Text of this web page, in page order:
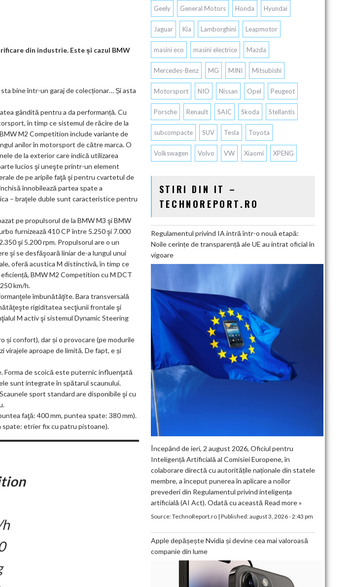
din industrie. Este și cazul BMW
bine într-un garaj de colecționar… Și asta
gândită pentru a da performanță. Cu
în timp ce sistemul de răcire de la
M2 Competition include variante de
anilor în motorsport de către marca. O
de la exterior care indică utilizarea
lucios şi uneşte printr-un element
de pe aripile faţă şi pentru cvartetul de
înnobilează partea spate a
– braţele duble sunt caracteristice pentru
pe propulsorul de la BMW M3 şi BMW
furnizează 410 CP între 5.250 şi 7.000
şi 5.200 rpm. Propulsorul are o un
şi se desfăşoară liniar de-a lungul unui
oferă acustica M distinctivă, în timp ce
BMW M2 Competition cu M DCT
km/h.
îmbunătăţite. Bara transversală
rigiditatea secţiunii frontale şi
M activ şi sistemul Dynamic Steering
și confort), dar și o provocare (pe modurile
virajele aproape de limită. De fapt, e și
Forma de scoică este puternic influenţată
sunt integrate în spătarul scaunului.
sport standard are disponibile şi cu
faţă: 400 mm, puntea spate: 380 mm).
etrier fix cu patru pistoane).
Geely General Motors Honda Hyundai
Jaguar Kia Lamborghini Leapmotor
masini eco masini electrice Mazda
Mercedes-Benz MG MINI Mitsubishi
Motorsport NIO Nissan Opel Peugeot
Porsche Renault SAIC Skoda Stellantis
subcompacte SUV Tesla Toyota
Volkswagen Volvo VW Xiaomi XPENG
STIRI DIN IT –
TECHNOREPORT.RO
Regulamentul privind IA intră într-o nouă etapă:
Noile cerințe de transparență ale UE au intrat oficial în
vigoare
Începând de ieri, 2 august 2026, Oficiul pentru
Inteligență Artificială al Comisiei Europene, în
colaborare directă cu autoritățile naționale din statele
membre, a început punerea în aplicare a noilor
prevederi din Regulamentul privind inteligența
artificială (AI Act). Odată cu această Read more »
Source:TechnoReport.ro| Published:august 3, 2026 - 2:43 pm
Apple depășește Nvidia și devine cea mai valoroasă
companie din lume